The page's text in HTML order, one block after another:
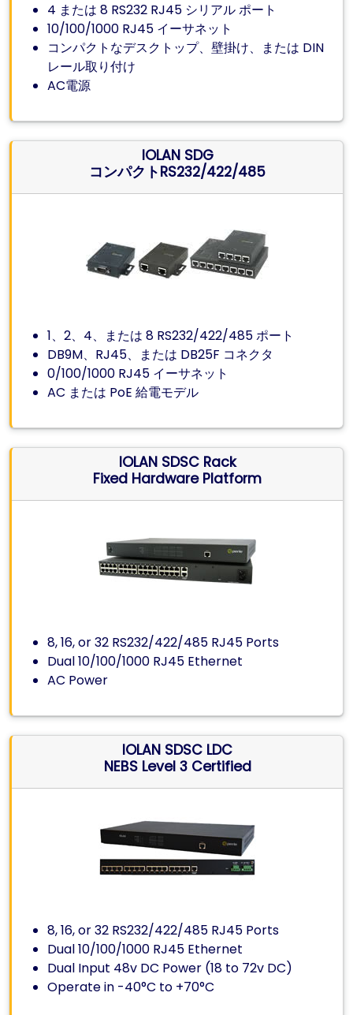
4 または 8 RS232 RJ45 シリアル ポート
10/100/1000 RJ45 イーサネット
コンパクトなデスクトップ、壁掛け、または DIN
レール取り付け
AC電源
IOLAN SDG
コンパクトRS232/422/485
1、2、4、または 8 RS232/422/485 ポート
DB9M、RJ45、または DB25F コネクタ
0/100/1000 RJ45 イーサネット
AC または PoE 給電モデル
IOLAN SDSC Rack
Fixed Hardware Platform
8, 16, or 32 RS232/422/485 RJ45 Ports
Dual 10/100/1000 RJ45 Ethernet
AC Power
IOLAN SDSC LDC
NEBS Level 3 Certified
8, 16, or 32 RS232/422/485 RJ45 Ports
Dual 10/100/1000 RJ45 Ethernet
Dual Input 48v DC Power (18 to 72v DC)
Operate in -40°C to +70°C